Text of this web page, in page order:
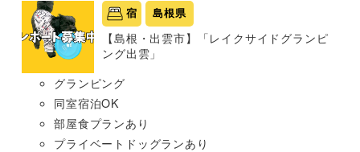
宿 島根県
【島根・出雲市】「レイクサイドグランピ
ング出雲」
グランピング
同室宿泊OK
部屋食プランあり
プライベートドッグランあり